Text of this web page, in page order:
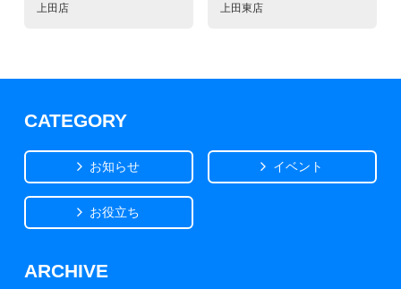
上田店
上田東店
CATEGORY
お知らせ イベント
お役立ち
ARCHIVE